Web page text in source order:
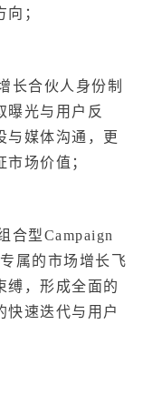
；
长合伙人身份制
曝光与用户反
与媒体沟通，更
场价值；
合型Campaign
属的市场增长飞
缚，形成全面的
快速迭代与用户